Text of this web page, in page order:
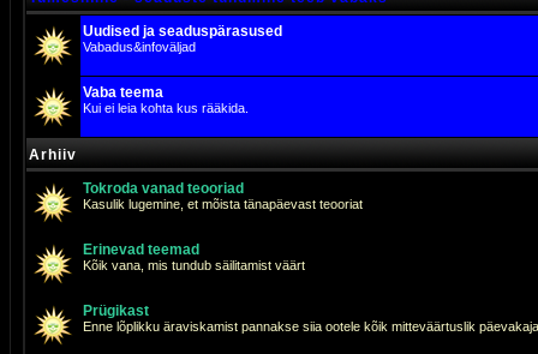
Uudised ja seaduspärasused
Vabadus&infoväljad
Vaba teema
Kui ei leia kohta kus rääkida.
Arhiiv
Tokroda vanad teooriad
Kasulik lugemine, et mõista tänapäevast teooriat
Erinevad teemad
Kõik vana, mis tundub säilitamist väärt
Prügikast
Enne lõplikku äraviskamist pannakse siia ootele kõik mitteväärtuslik